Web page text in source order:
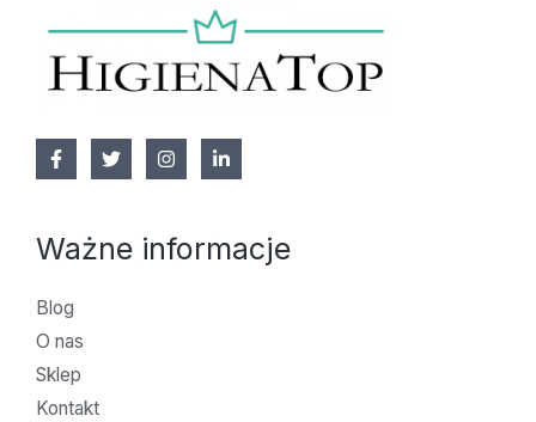
Ważne informacje
Blog
O nas
Sklep
Kontakt